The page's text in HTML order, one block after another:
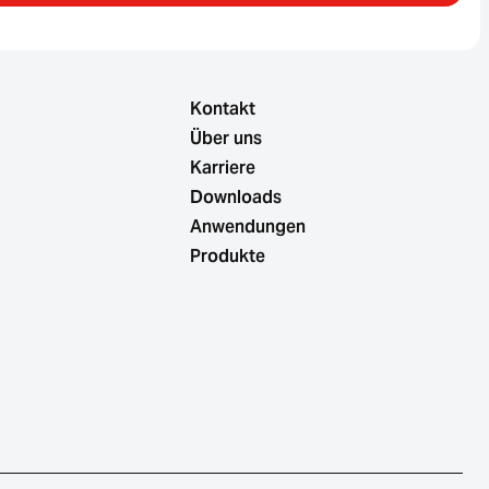
Kontakt
Über uns
Karriere
Downloads
Anwendungen
Produkte